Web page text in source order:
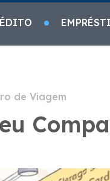
de Viagem